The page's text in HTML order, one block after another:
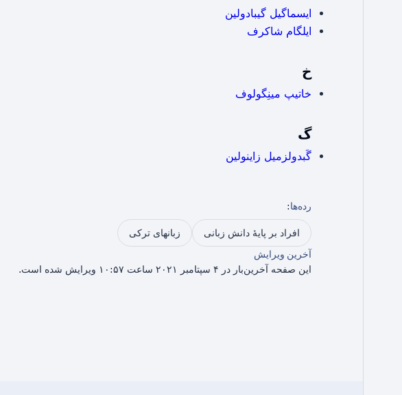
ایسماگیل گیبادولین
ایلگام شاکرف
خ
خاتیپ مینِگولوف
گ
گَبدولزمیل زاینولین
رده‌ها:
افراد بر پایۀ دانش زبانی
زبانهای ترکی
آخرین ویرایش
این صفحه آخرین‌بار در ۴ سپتامبر ۲۰۲۱ ساعت ۱۰:۵۷ ویرایش شده است.